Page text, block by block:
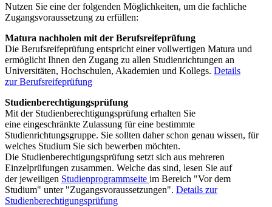
Nutzen Sie eine der folgenden Möglichkeiten, um die fachliche
Zugangsvoraussetzung zu erfüllen:
Matura nachholen mit der Berufsreifeprüfung
Die Berufsreifeprüfung entspricht einer vollwertigen Matura und
ermöglicht Ihnen den Zugang zu allen Studienrichtungen an
Universitäten, Hochschulen, Akademien und Kollegs. Details
zur Berufsreifeprüfung
Studienberechtigungsprüfung
Mit der Studienberechtigungsprüfung erhalten Sie
eine eingeschränkte Zulassung für eine bestimmte
Studienrichtungsgruppe. Sie sollten daher schon genau wissen, für
welches Studium Sie sich bewerben möchten.
Die Studienberechtigungsprüfung setzt sich aus mehreren
Einzelprüfungen zusammen. Welche das sind, lesen Sie auf
der jeweiligen Studienprogrammseite im Bereich "Vor dem
Studium" unter "Zugangsvoraussetzungen". Details zur
Studienberechtigungsprüfung